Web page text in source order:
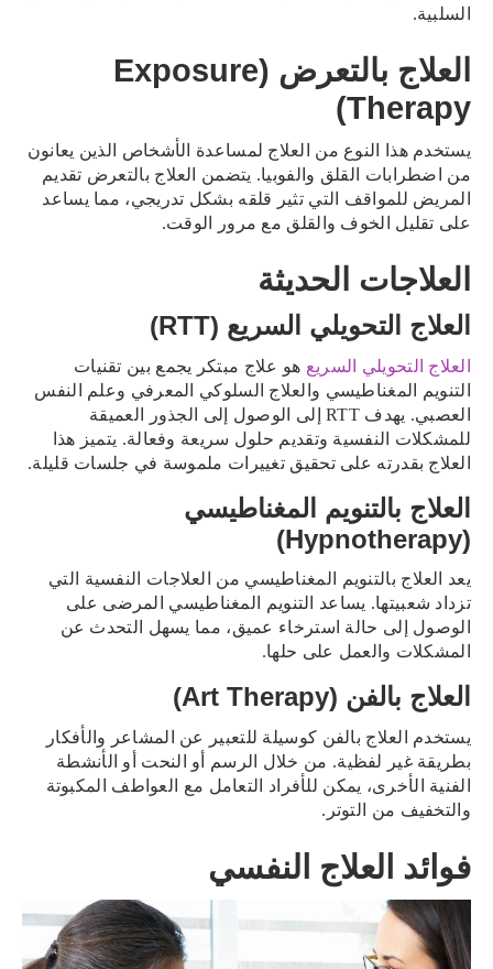
السلبية.
العلاج بالتعرض (Exposure
Therapy)
يستخدم هذا النوع من العلاج لمساعدة الأشخاص الذين يعانون
من اضطرابات القلق والفوبيا. يتضمن العلاج بالتعرض تقديم
المريض للمواقف التي تثير قلقه بشكل تدريجي، مما يساعد
على تقليل الخوف والقلق مع مرور الوقت.
العلاجات الحديثة
العلاج التحويلي السريع (RTT)
العلاج التحويلي السريع هو علاج مبتكر يجمع بين تقنيات
التنويم المغناطيسي والعلاج السلوكي المعرفي وعلم النفس
العصبي. يهدف RTT إلى الوصول إلى الجذور العميقة
للمشكلات النفسية وتقديم حلول سريعة وفعالة. يتميز هذا
العلاج بقدرته على تحقيق تغييرات ملموسة في جلسات قليلة.
العلاج بالتنويم المغناطيسي
(Hypnotherapy)
يعد العلاج بالتنويم المغناطيسي من العلاجات النفسية التي
تزداد شعبيتها. يساعد التنويم المغناطيسي المرضى على
الوصول إلى حالة استرخاء عميق، مما يسهل التحدث عن
المشكلات والعمل على حلها.
العلاج بالفن (Art Therapy)
يستخدم العلاج بالفن كوسيلة للتعبير عن المشاعر والأفكار
بطريقة غير لفظية. من خلال الرسم أو النحت أو الأنشطة
الفنية الأخرى، يمكن للأفراد التعامل مع العواطف المكبوتة
والتخفيف من التوتر.
فوائد العلاج النفسي